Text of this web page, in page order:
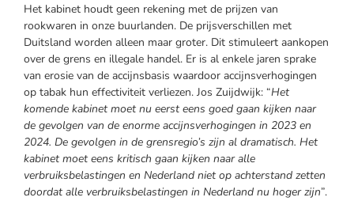
Het kabinet houdt geen rekening met de prijzen van
rookwaren in onze buurlanden. De prijsverschillen met
Duitsland worden alleen maar groter. Dit stimuleert aankopen
over de grens en illegale handel. Er is al enkele jaren sprake
van erosie van de accijnsbasis waardoor accijnsverhogingen
op tabak hun effectiviteit verliezen. Jos Zuijdwijk: “Het
komende kabinet moet nu eerst eens goed gaan kijken naar
de gevolgen van de enorme accijnsverhogingen in 2023 en
2024. De gevolgen in de grensregio’s zijn al dramatisch. Het
kabinet moet eens kritisch gaan kijken naar alle
verbruiksbelastingen en Nederland niet op achterstand zetten
doordat alle verbruiksbelastingen in Nederland nu hoger zijn”.